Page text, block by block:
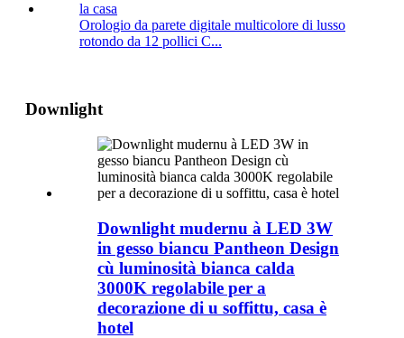
Orologio da parete digitale multicolore di lusso
rotondo da 12 pollici C...
Downlight
Downlight mudernu à LED 3W
in gesso biancu Pantheon Design
cù luminosità bianca calda
3000K regolabile per a
decorazione di u soffittu, casa è
hotel